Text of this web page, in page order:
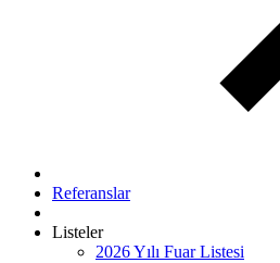
Referanslar
Listeler
2026 Yılı Fuar Listesi